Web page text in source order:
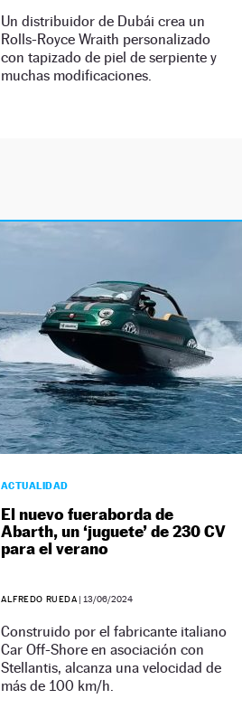
Un distribuidor de Dubái crea un
Rolls-Royce Wraith personalizado
con tapizado de piel de serpiente y
muchas modificaciones.
ACTUALIDAD
El nuevo fueraborda de
Abarth, un ‘juguete’ de 230 CV
para el verano
ALFREDO RUEDA | 13/06/2024
Construido por el fabricante italiano
Car Off-Shore en asociación con
Stellantis, alcanza una velocidad de
más de 100 km/h.